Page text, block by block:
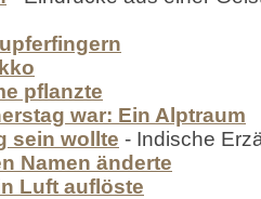
pflanzte
war: Ein Alptraum
sein wollte - Indische
Namen änderte
Luft auflöste